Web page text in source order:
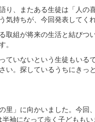
、またある生徒は「人の
気持ちが、今回発表してく
組が将来の生活と結びつ
。
いないという生徒もいる
い。探しているうちにき
」に向かいました。今回
袖になって歩く子どももい